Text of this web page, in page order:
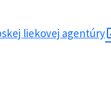
liekovej agentúry